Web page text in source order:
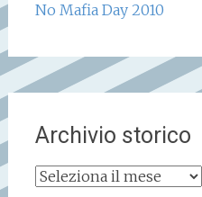
No Mafia Day 2010
Archivio storico
Archivio